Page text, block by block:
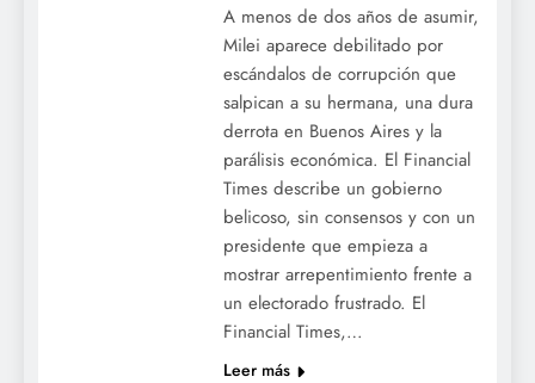
A menos de dos años de asumir,
Milei aparece debilitado por
escándalos de corrupción que
salpican a su hermana, una dura
derrota en Buenos Aires y la
parálisis económica. El Financial
Times describe un gobierno
belicoso, sin consensos y con un
presidente que empieza a
mostrar arrepentimiento frente a
un electorado frustrado. El
Financial Times,…
Leer más